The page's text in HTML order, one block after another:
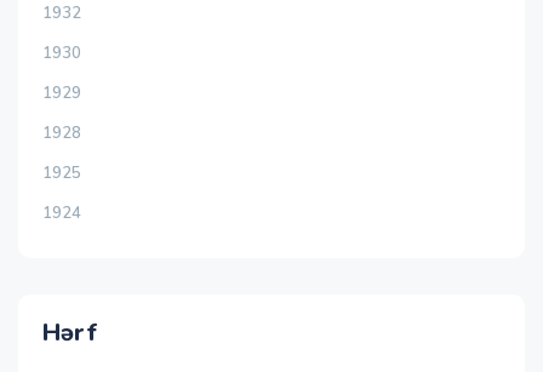
1932
1930
1929
1928
1925
1924
Hərf